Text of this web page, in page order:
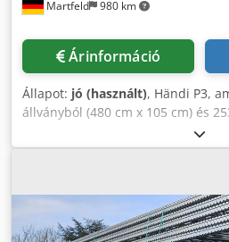
Martfeld 980 km
Árinformáció
Állapot: jó (használt), Händi P3,
állványból (480 cm x 105 cm) és
keresztgerendából (270 cm x 10
enyhén sérült. Robering SLP SL
cm x 110 cm) és 266
csomagként eladó.